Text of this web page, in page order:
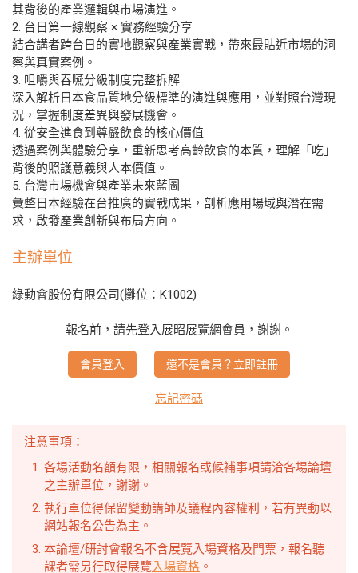
其背後的產業邏輯與市場演進。
2. 台日第一線觀察 × 實務經驗分享
結合講者跨台日的實地觀察與產業實戰，帶來最貼近市場的洞
察與真實案例。
3. 咀嚼與吞嚥分級制度完整拆解
深入解析日本食品質地分級標準的演進與應用，並對照台灣現
況，掌握制度差異與發展機會。
4. 從安全進食到尊嚴飲食的核心價值
透過案例與體驗分享，重新思考高齡飲食的本質，理解「吃」
背後的照護意義與人本價值。
5. 台灣市場機會與產業未來藍圖
彙整日本經驗在台推廣的實戰成果，剖析應用場域與潛在需
求，啟發產業創新與布局方向。
主辦單位
綠動會股份有限公司(攤位：K1002)
報名前，請先登入展昭展覽網會員，謝謝。
會員登入 還不是會員？立即註冊
忘記密碼
注意事項：
各場活動名額有限，相關報名或候補事項請洽各場論壇
之主辦單位，謝謝。
執行單位得保留變動講師及議程內容權利，若有異動以
網站報名公告為主。
本論壇/研討會報名不含展覽入場資格及門票，報名聽
課者需另行取得展覽入場資格 。